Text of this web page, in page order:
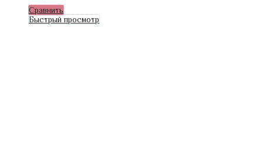
Сравнить
Быстрый просмотр